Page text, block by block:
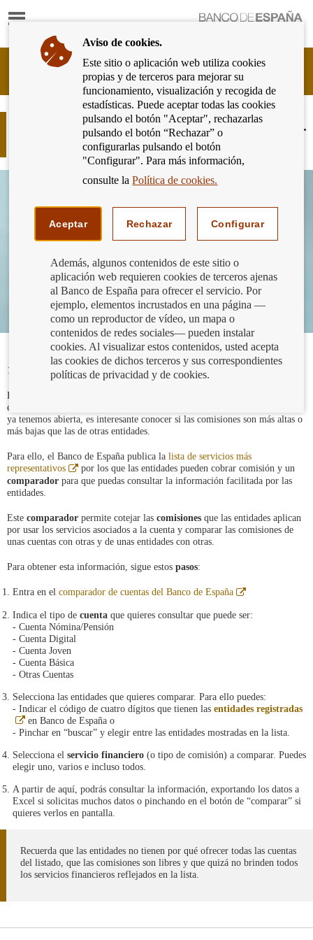
Mostrar
Ir
página
de
inicio
del
Banco
de
España
Cliente
Bancario
Banco
España
Eurosistema,
Compara las comisiones de tu cuenta.
Aquí tienes la herramienta
12/09/2024
Es fundamental que sepas, como consumidor, qué comisiones cobran las
entidades por las cuentas. Tanto si vamos a contratar una como para la que
ya tenemos abierta, es interesante conocer si las comisiones son más altas o
más bajas que las de otras entidades.
Para ello, el Banco de España publica la lista de servicios más
representativos
Abre
en
ventana
por los que las entidades pueden cobrar comisión y un
comparador para que puedas consultar la información facilitada por las
entidades.
Este comparador permite cotejar las comisiones que las entidades aplican
por usar los servicios asociados a la cuenta y comparar las comisiones de
unas cuentas con otras y de unas entidades con otras.
Para obtener esta información, sigue estos pasos:
Entra en el comparador de cuentas del Banco de España
Abre
nueva
Indica el tipo de cuenta que quieres consultar que puede ser:
- Cuenta Nómina/Pensión
- Cuenta Digital
- Cuenta Joven
- Cuenta Básica
- Otras Cuentas
Selecciona las entidades que quieres comparar. Para ello puedes:
- Indicar el código de cuatro dígitos que tienen las entidades registradas
Abre
en
ventana
nueva
en Banco de España o
- Pinchar en “buscar” y elegir entre las entidades mostradas en la lista.
Selecciona el servicio financiero (o tipo de comisión) a comparar. Puedes
elegir uno, varios e incluso todos.
A partir de aquí, podrás consultar la información, exportando los datos a
Excel si solicitas muchos datos o pinchando en el botón de “comparar” si
quieres verlos en pantalla.
Recuerda que las entidades no tienen por qué ofrecer todas las cuentas
del listado, que las comisiones son libres y que quizá no brinden todos
los servicios financieros reflejados en la lista.
Aviso de cookies.
Este sitio o aplicación web utiliza cookies
propias y de terceros para mejorar su
funcionamiento, visualización y recogida de
estadísticas. Puede aceptar todas las cookies
pulsando el botón "Aceptar", rechazarlas
pulsando el botón “Rechazar” o
configurarlas pulsando el botón
"Configurar". Para más información,
consulte laPolítica de cookies.
Aceptar Rechazar Configurar
Además, algunos contenidos de este sitio o
aplicación web requieren cookies de terceros ajenas
al Banco de España para ofrecer el servicio. Por
ejemplo, elementos incrustados en una página —
como un reproductor de vídeo, un mapa o
contenidos de redes sociales— pueden instalar
cookies. Al visualizar estos contenidos, usted acepta
las cookies de dichos terceros y sus correspondientes
políticas de privacidad y de cookies.